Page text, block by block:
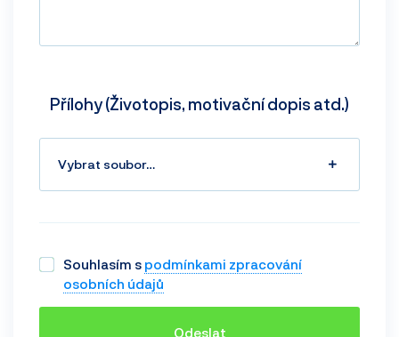
Přílohy (Životopis, motivační dopis atd.)
Vybrat soubor…
Souhlasím s podmínkami zpracování
osobních údajů
Odeslat